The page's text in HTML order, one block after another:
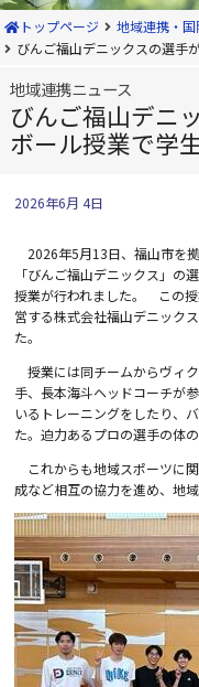
トップページ 地域連携・
びんご福山デニックスの選手
地域連携ニュース
びんご福山デニ
ボール授業で学
2026年6月 4日
2026年5月13日、福山市を
「びんご福山デニックス」の
授業が行われました。 この
営する株式会社福山デニック
た。
授業には同チームからヴィ
手、長本海斗ヘッドコーチが
いるトレーニングをしたり、
た。迫力あるプロの選手の体
これからも地域スポーツに
成など相互の協力を進め、地